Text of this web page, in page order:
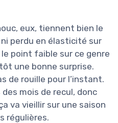
eux, tiennent bien le
ni perdu en élasticité sur
point faible sur ce genre
une bonne surprise.
de rouille pour l’instant.
des mois de recul, donc
va vieillir sur une saison
régulières.